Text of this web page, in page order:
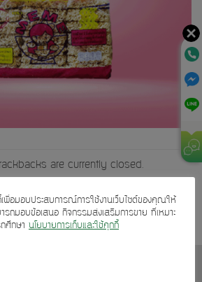
are currently closed.
เพื่อมอบประสบการณ์การใช้งานเว็บไซต์ของคุณให้
รถมอบข้อเสนอ กิจกรรมส่งเสริมการขาย ที่เหมาะ
ศึกษา นโยบายการเก็บและใช้คุกกี้